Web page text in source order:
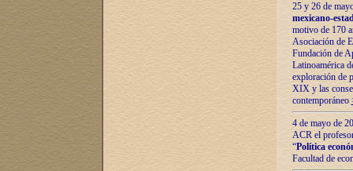
25 y 26 de
mexicano-
motivo de 170
Asociación de
Fundación de
Latinoamérica
exploración de
XIX y las
contemporáneo
4 de mayo de
ACR el
“Política
Facultad de